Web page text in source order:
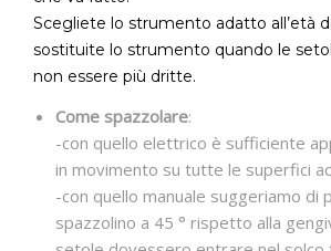
Scegliete lo strumento adatto all’età
sostituite lo strumento quando le
non essere più dritte.
Come spazzolare:
-con quello elettrico è sufficiente
in movimento su tutte le superfici
-con quello manuale suggeriamo di
spazzolino a 45 ° rispetto alla